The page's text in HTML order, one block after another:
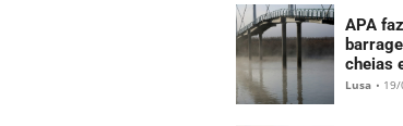
APA
cheias
Lusa •